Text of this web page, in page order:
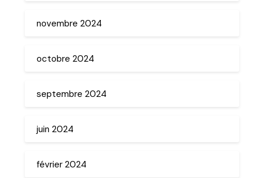
novembre 2024
octobre 2024
septembre 2024
juin 2024
février 2024